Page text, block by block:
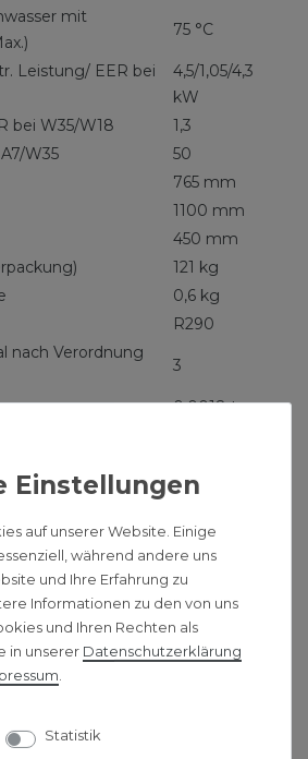
mit
75 °C
Leistung/ EER bei
4,5/1,05/4,3
kW
bei W35/W18
1,3
W35
50
765 mm
1100 mm
450 mm
121 kg
0,6 kg
R290
nach Verordnung
3
0,0018 t
Brennwerttherme
plus VC 15 ist optimal als
für Einfamilien- und kleine
geeignet. Und zwar zuverlässig
alle ecoTEC plus VC Geräte
Verbrennungsregelung.
automatisch und
von Gebläse und Pumpe wird
auf unserer Website. Einige
während andere uns
und Ihre Erfahrung zu
Informationen zu den von uns
und Ihren Rechten als
in unserer Daten­schutz­erklärung
Statistik